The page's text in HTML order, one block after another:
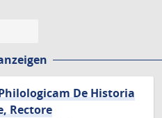
De Historia
Rectore